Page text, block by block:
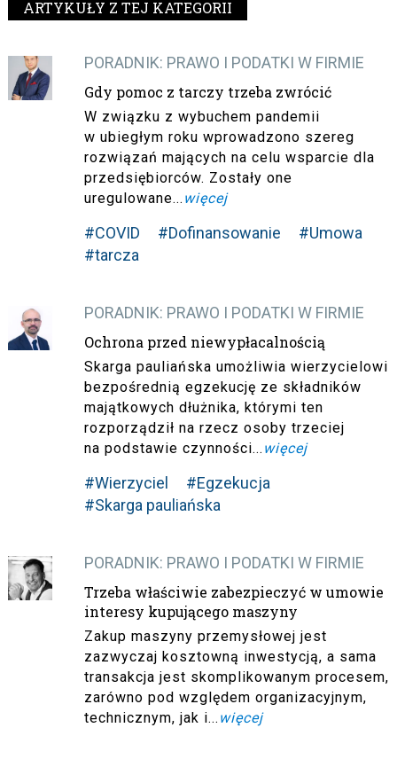
ARTYKUŁY Z TEJ KATEGORII
PORADNIK: PRAWO I PODATKI W FIRMIE
Gdy pomoc z tarczy trzeba zwrócić
W związku z wybuchem pandemii
w ubiegłym roku wprowadzono szereg
rozwiązań mających na celu wsparcie dla
przedsiębiorców. Zostały one
uregulowane... więcej
#COVID #Dofinansowanie
#Umowa
#tarcza
PORADNIK: PRAWO I PODATKI W FIRMIE
Ochrona przed niewypłacalnością
Skarga pauliańska umożliwia wierzycielowi
bezpośrednią egzekucję ze składników
majątkowych dłużnika, którymi ten
rozporządził na rzecz osoby trzeciej
na podstawie czynności... więcej
#Wierzyciel
#Egzekucja
#Skarga pauliańska
PORADNIK: PRAWO I PODATKI W FIRMIE
Trzeba właściwie zabezpieczyć w umowie
interesy kupującego maszyny
Zakup maszyny przemysłowej jest
zazwyczaj kosztowną inwestycją, a sama
transakcja jest skomplikowanym procesem,
zarówno pod względem organizacyjnym,
technicznym, jak i... więcej